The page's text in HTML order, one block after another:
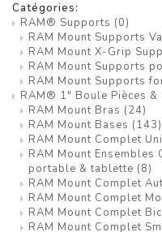
Catégories:
RAM® Supports (0)
RAM Mount Supports
RAM Mount X-Grip
RAM Mount Supports
RAM Mount Supports
RAM® 1" Boule Pièces &
RAM Mount Bras (24)
RAM Mount Bases (143)
RAM Mount Complet
RAM Mount
portable & tablette (8)
RAM Mount Complet
RAM Mount Complet
RAM Mount Complet
RAM Mount Complet